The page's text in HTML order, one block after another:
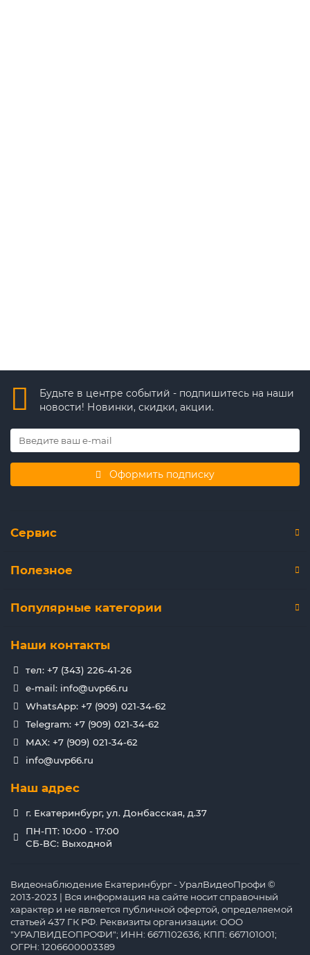
Будьте в центре событий - подпишитесь на наши
новости! Новинки, скидки, акции.
Оформить подписку
Сервис
Полезное
Популярные категории
Наши контакты
тел: +7 (343) 226-41-26
e-mail: info@uvp66.ru
WhatsApp: +7 (909) 021-34-62
Telegram: +7 (909) 021-34-62
MAX: +7 (909) 021-34-62
info@uvp66.ru
Наш адрес
г. Екатеринбург, ул. Донбасская, д.37
ПН-ПТ: 10:00 - 17:00
СБ-ВС: Выходной
Видеонаблюдение Екатеринбург - УралВидеоПрофи ©
2013-2023 | Вся информация на сайте носит справочный
характер и не является публичной офертой, определяемой
статьей 437 ГК РФ. Реквизиты организации: ООО
"УРАЛВИДЕОПРОФИ"; ИНН: 6671102636; КПП: 667101001;
ОГРН: 1206600003389